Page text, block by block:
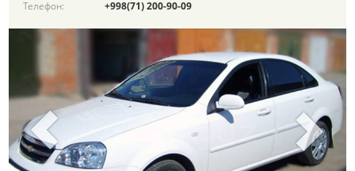
Телефон:
+998(71) 200-90-09